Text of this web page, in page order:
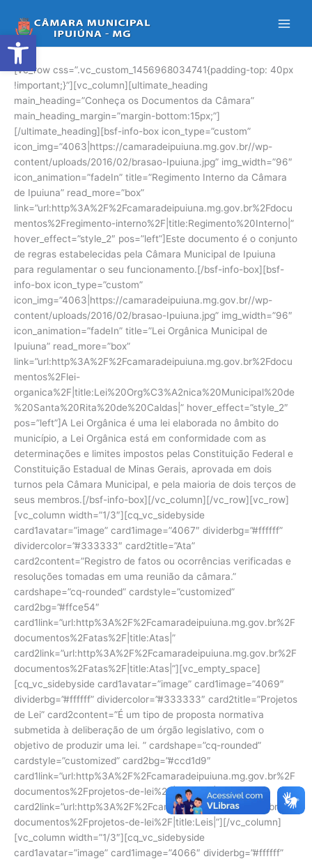
Abrir a barra de ferramentas
para
o
conteúdo
[vc_row css=”.vc_custom_1456968034741{padding-top: 40px
!important;}”][vc_column][ultimate_heading
main_heading=”Conheça os Documentos da Câmara”
main_heading_margin=”margin-bottom:15px;”]
[/ultimate_heading][bsf-info-box icon_type=”custom”
icon_img=”4063|https://camaradeipuiuna.mg.gov.br//wp-
content/uploads/2016/02/brasao-Ipuiuna.jpg” img_width=”96″
icon_animation=”fadeIn” title=”Regimento Interno da Câmara
de Ipuiuna” read_more=”box”
link=”url:http%3A%2F%2Fcamaradeipuiuna.mg.gov.br%2Fdocu
mentos%2Fregimento-interno%2F|title:Regimento%20Interno|”
hover_effect=”style_2″ pos=”left”]Este documento é o conjunto
de regras estabelecidas pela Câmara Municipal de Ipuiuna
para regulamentar o seu funcionamento.[/bsf-info-box][bsf-
info-box icon_type=”custom”
icon_img=”4063|https://camaradeipuiuna.mg.gov.br//wp-
content/uploads/2016/02/brasao-Ipuiuna.jpg” img_width=”96″
icon_animation=”fadeIn” title=”Lei Orgânica Municipal de
Ipuiuna” read_more=”box”
link=”url:http%3A%2F%2Fcamaradeipuiuna.mg.gov.br%2Fdocu
mentos%2Flei-
organica%2F|title:Lei%20Org%C3%A2nica%20Municipal%20de
%20Santa%20Rita%20de%20Caldas|” hover_effect=”style_2″
pos=”left”]A Lei Orgânica é uma lei elaborada no âmbito do
município, a Lei Orgânica está em conformidade com as
determinações e limites impostos pelas Constituição Federal e
Constituição Estadual de Minas Gerais, aprovada em dois
turnos pela Câmara Municipal, e pela maioria de dois terços de
seus membros.[/bsf-info-box][/vc_column][/vc_row][vc_row]
[vc_column width=”1/3″][cq_vc_sidebyside
card1avatar=”image” card1image=”4067″ dividerbg=”#ffffff”
dividercolor=”#333333″ card2title=”Ata”
card2content=”Registro de fatos ou ocorrências verificadas e
resoluções tomadas em uma reunião da câmara.”
cardshape=”cq-rounded” cardstyle=”customized”
card2bg=”#ffce54″
card1link=”url:http%3A%2F%2Fcamaradeipuiuna.mg.gov.br%2F
documentos%2Fatas%2F|title:Atas|”
card2link=”url:http%3A%2F%2Fcamaradeipuiuna.mg.gov.br%2F
documentos%2Fatas%2F|title:Atas|”][vc_empty_space]
[cq_vc_sidebyside card1avatar=”image” card1image=”4069″
dividerbg=”#ffffff” dividercolor=”#333333″ card2title=”Projetos
de Lei” card2content=”É um tipo de proposta normativa
submetida à deliberação de um órgão legislativo, com o
objetivo de produzir uma lei. ” cardshape=”cq-rounded”
cardstyle=”customized” card2bg=”#ccd1d9″
card1link=”url:http%3A%2F%2Fcamaradeipuiuna.mg.gov.br%2F
documentos%2Fprojetos-de-lei%2F|title:Leis|”
card2link=”url:http%3A%2F%2Fcamaradeipuiuna.mg.gov.br%2F
documentos%2Fprojetos-de-lei%2F|title:Leis|”][/vc_column]
[vc_column width=”1/3″][cq_vc_sidebyside
card1avatar=”image” card1image=”4066″ dividerbg=”#ffffff”